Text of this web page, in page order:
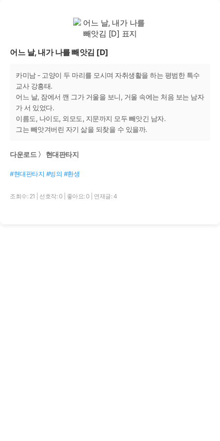
어느 날, 내가 나를 빼앗김 [D]
카미남 - 고양이 두 마리를 모시며 자취생활을 하는 평범한 특수
교사 강흥태.
어느 날, 잠에서 깬 그가 거울을 보니, 거울 속에는 처음 보는 남자
가 서 있었다.
이름도, 나이도, 외모도, 지문까지 모두 빼앗긴 남자.
그는 빼앗겨버린 자기 삶을 되찾을 수 있을까.
다운로드 〉 현대판타지
#현대판타지 #빙의 #환생
조회수: 21 선호작: 0 좋아요: 0 연재글: 4